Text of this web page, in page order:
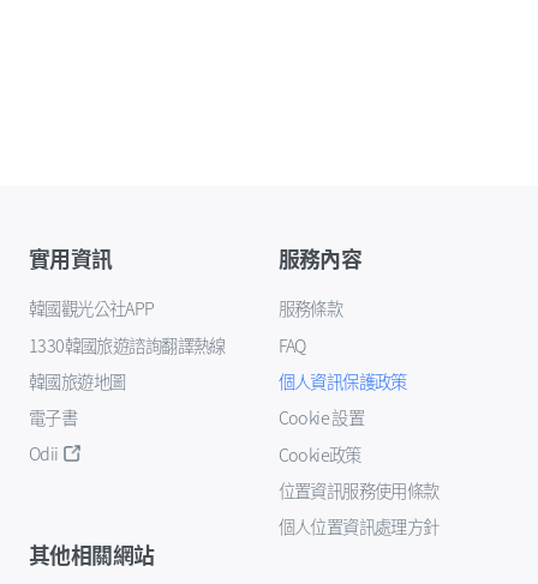
實用資訊
韓國觀光公社APP
1330韓國旅遊諮詢翻譯熱線
韓國旅遊地圖
電子書
Odii
服務內容
服務條款
FAQ
個人資訊保護政策
Cookie 設置
Cookie政策
位置資訊服務使用條款
個人位置資訊處理方針
其他相關網站